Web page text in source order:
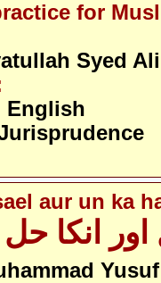
for
Syed
English
aur un ka
انکا حل - - 1